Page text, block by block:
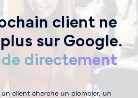
client ne
sur Google.
directement
client cherche un plombier, un